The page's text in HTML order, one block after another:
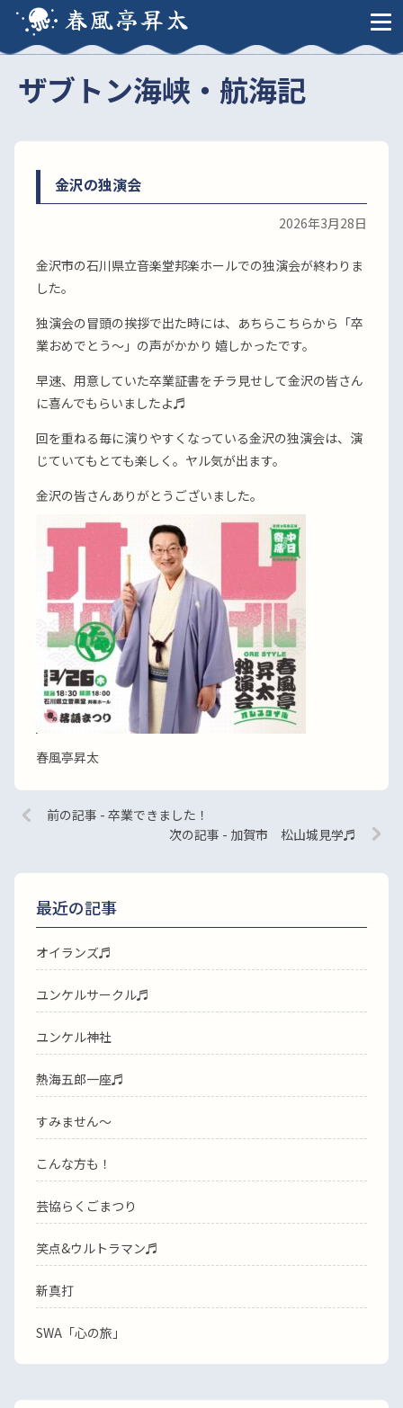
春風亭昇太
ザブトン海峡・航海記
金沢の独演会
2026年3月28日
金沢市の石川県立音楽堂邦楽ホールでの独演会が終わりま
した。
独演会の冒頭の挨拶で出た時には、あちらこちらから「卒
業おめでとう〜」の声がかかり 嬉しかったです。
早速、用意していた卒業証書をチラ見せして金沢の皆さん
に喜んでもらいましたよ♬
回を重ねる毎に演りやすくなっている金沢の独演会は、演
じていてもとても楽しく。ヤル気が出ます。
金沢の皆さんありがとうございました。
春風亭昇太
前の記事 - 卒業できました！
次の記事 - 加賀市 松山城見学♬
最近の記事
オイランズ♬
ユンケルサークル♬
ユンケル神社
熱海五郎一座♬
すみません〜
こんな方も！
芸協らくごまつり
笑点&ウルトラマン♬
新真打
SWA「心の旅」